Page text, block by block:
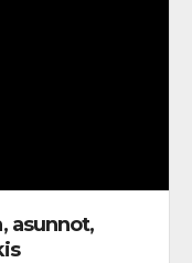
asunnot,